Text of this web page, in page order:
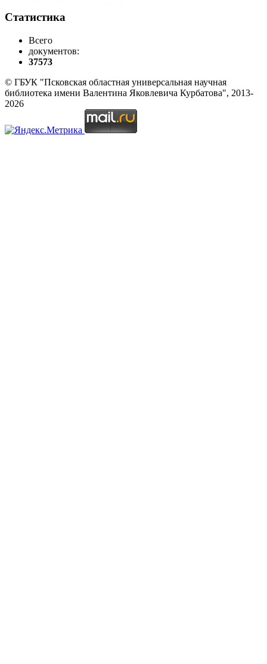
Статистика
Всего
документов:
37573
© ГБУК "Псковская областная универсальная научная
библиотека имени Валентина Яковлевича Курбатова", 2013-
2026